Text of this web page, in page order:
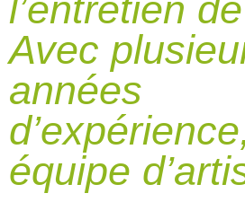
l’entretien
Avec
années
équipe